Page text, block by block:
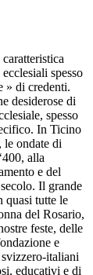
spesso
» di credenti.
desiderose di
spesso
In Ticino
le ondate di
alla
e del
Il grande
quasi tutte le
del Rosario,
feste, delle
e
italiani
educativi e di